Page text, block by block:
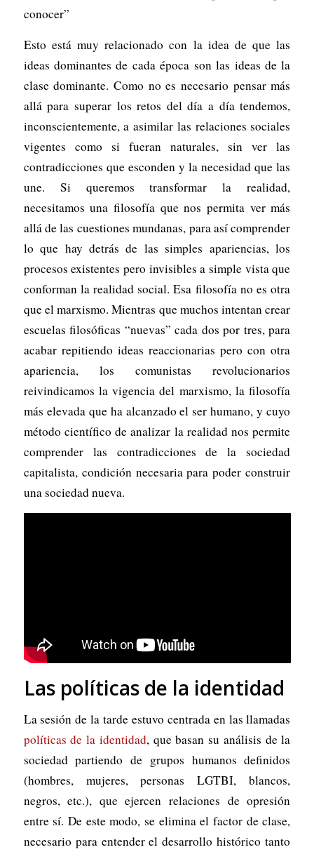
conocer”
Esto está muy relacionado con la idea de que las
ideas dominantes de cada época son las ideas de la
clase dominante. Como no es necesario pensar más
allá para superar los retos del día a día tendemos,
inconscientemente, a asimilar las relaciones sociales
vigentes como si fueran naturales, sin ver las
contradicciones que esconden y la necesidad que las
une. Si queremos transformar la realidad,
necesitamos una filosofía que nos permita ver más
allá de las cuestiones mundanas, para así comprender
lo que hay detrás de las simples apariencias, los
procesos existentes pero invisibles a simple vista que
conforman la realidad social. Esa filosofía no es otra
que el marxismo. Mientras que muchos intentan crear
escuelas filosóficas “nuevas” cada dos por tres, para
acabar repitiendo ideas reaccionarias pero con otra
apariencia, los comunistas revolucionarios
reivindicamos la vigencia del marxismo, la filosofía
más elevada que ha alcanzado el ser humano, y cuyo
método científico de analizar la realidad nos permite
comprender las contradicciones de la sociedad
capitalista, condición necesaria para poder construir
una sociedad nueva.
Las políticas de la identidad
La sesión de la tarde estuvo centrada en las llamadas
políticas de la identidad, que basan su análisis de la
sociedad partiendo de grupos humanos definidos
(hombres, mujeres, personas LGTBI, blancos,
negros, etc.), que ejercen relaciones de opresión
entre sí. De este modo, se elimina el factor de clase,
necesario para entender el desarrollo histórico tanto